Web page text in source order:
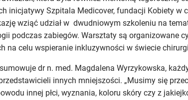
inicjatywy Szpitala Medicover, fundacji Kobiety w
wziąć udział w dwudniowym szkoleniu na
podczas zabiegów. Warsztaty są organizowane
na celu wspieranie inkluzywności w świecie
dr n. med. Magdalena Wyrzykowska,
innych mniejszości. „Musimy się
innej płci, wyznania, koloru skóry czy z